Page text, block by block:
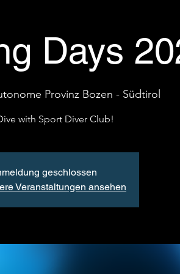
Days
Provinz Bozen - Südtirol
with Sport Diver Club!
geschlossen
Veranstaltungen ansehen